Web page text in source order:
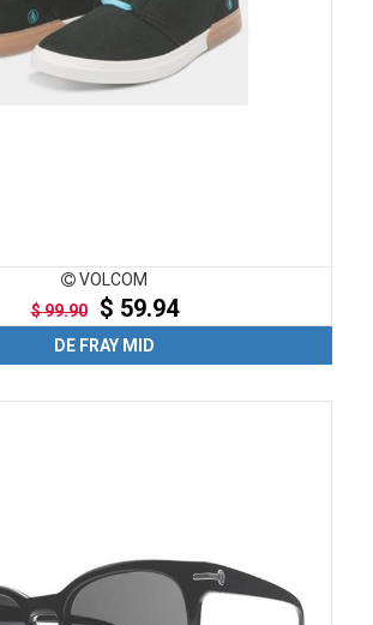
VOLCOM
$ 99.90$ 59.94
DE FRAY MID